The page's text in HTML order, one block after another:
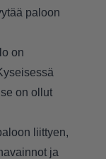
paloon
on
on ollut
liittyen,
ja